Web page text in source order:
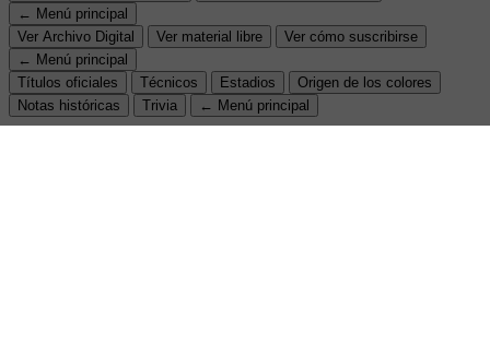
← Menú principal
Ver Archivo Digital
Ver material libre
Ver cómo suscribirse
← Menú principal
Títulos oficiales
Técnicos Estadios
Origen de los colores
Notas históricas
Trivia ← Menú principal